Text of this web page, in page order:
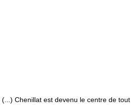
Chenillat est devenu le centre de tout